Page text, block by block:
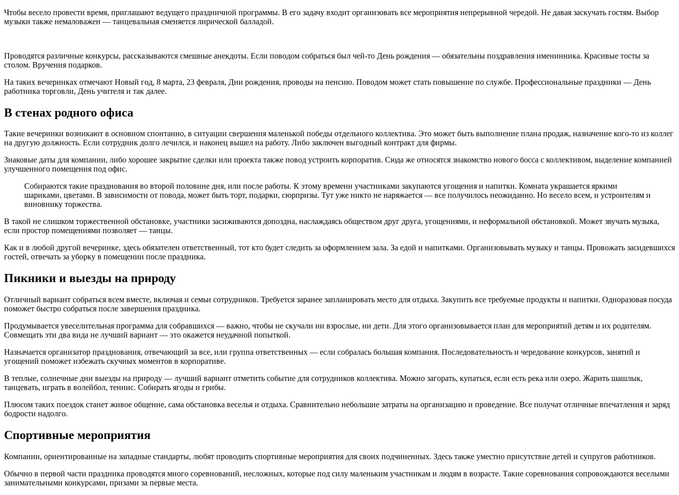
Чтобы весело провести время, приглашают ведущего праздничной программы. В его задачу входит организовать все мероприятия непрерывной чередой. Не давая заскучать гостям. Выбор
музыки также немаловажен — танцевальная сменяется лирической балладой.
Проводятся различные конкурсы, рассказываются смешные анекдоты. Если поводом собраться был чей-то День рождения — обязательны поздравления именинника. Красивые тосты за
столом. Вручения подарков.
На таких вечеринках отмечают Новый год, 8 марта, 23 февраля, Дни рождения, проводы на пенсию. Поводом может стать повышение по службе. Профессиональные праздники — День
работника торговли, День учителя и так далее.
В стенах родного офиса
Такие вечеринки возникают в основном спонтанно, в ситуации свершения маленькой победы отдельного коллектива. Это может быть выполнение плана продаж, назначение кого-то из коллег
на другую должность. Если сотрудник долго лечился, и наконец вышел на работу. Либо заключен выгодный контракт для фирмы.
Знаковые даты для компании, либо хорошее закрытие сделки или проекта также повод устроить корпоратив. Сюда же относятся знакомство нового босса с коллективом, выделение компанией
улучшенного помещения под офис.
Собираются такие празднования во второй половине дня, или после работы. К этому времени участниками закупаются угощения и напитки. Комната украшается яркими
шариками, цветами. В зависимости от повода, может быть торт, подарки, сюрпризы. Тут уже никто не наряжается — все получилось неожиданно. Но весело всем, и устроителям и
виновнику торжества.
В такой не слишком торжественной обстановке, участники засиживаются допоздна, наслаждаясь обществом друг друга, угощениями, и неформальной обстановкой. Может звучать музыка,
если простор помещениями позволяет — танцы.
Как и в любой другой вечеринке, здесь обязателен ответственный, тот кто будет следить за оформлением зала. За едой и напитками. Организовывать музыку и танцы. Провожать засидевшихся
гостей, отвечать за уборку в помещении после праздника.
Пикники и выезды на природу
Отличный вариант собраться всем вместе, включая и семьи сотрудников. Требуется заранее запланировать место для отдыха. Закупить все требуемые продукты и напитки. Одноразовая посуда
поможет быстро собраться после завершения праздника.
Продумывается увеселительная программа для собравшихся — важно, чтобы не скучали ни взрослые, ни дети. Для этого организовывается план для мероприятий детям и их родителям.
Совмещать эти два вида не лучший вариант — это окажется неудачной попыткой.
Назначается организатор празднования, отвечающий за все, или группа ответственных — если собралась большая компания. Последовательность и чередование конкурсов, занятий и
угощений поможет избежать скучных моментов в корпоративе.
В теплые, солнечные дни выезды на природу — лучший вариант отметить событие для сотрудников коллектива. Можно загорать, купаться, если есть река или озеро. Жарить шашлык,
танцевать, играть в волейбол, теннис. Собирать ягоды и грибы.
Плюсом таких поездок станет живое общение, сама обстановка веселья и отдыха. Сравнительно небольшие затраты на организацию и проведение. Все получат отличные впечатления и заряд
бодрости надолго.
Спортивные мероприятия
Компании, ориентированные на западные стандарты, любят проводить спортивные мероприятия для своих подчиненных. Здесь также уместно присутствие детей и супругов работников.
Обычно в первой части праздника проводятся много соревнований, несложных, которые под силу маленьким участникам и людям в возрасте. Такие соревнования сопровождаются веселыми
занимательными конкурсами, призами за первые места.